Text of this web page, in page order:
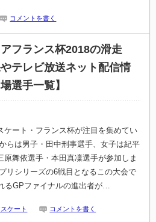
コメントを書く
フランス杯2018の滑走
テレビ放送ネット配信情
選手一覧】
ケート・フランス杯が注目を集めてい
らは男子・田中刑事選手、女子は紀平
原舞依選手・本田真凜選手が参加しま
リシリーズの6戦目となるこの大会で
るGPファイナルの進出者が…
ケート コメントを書く